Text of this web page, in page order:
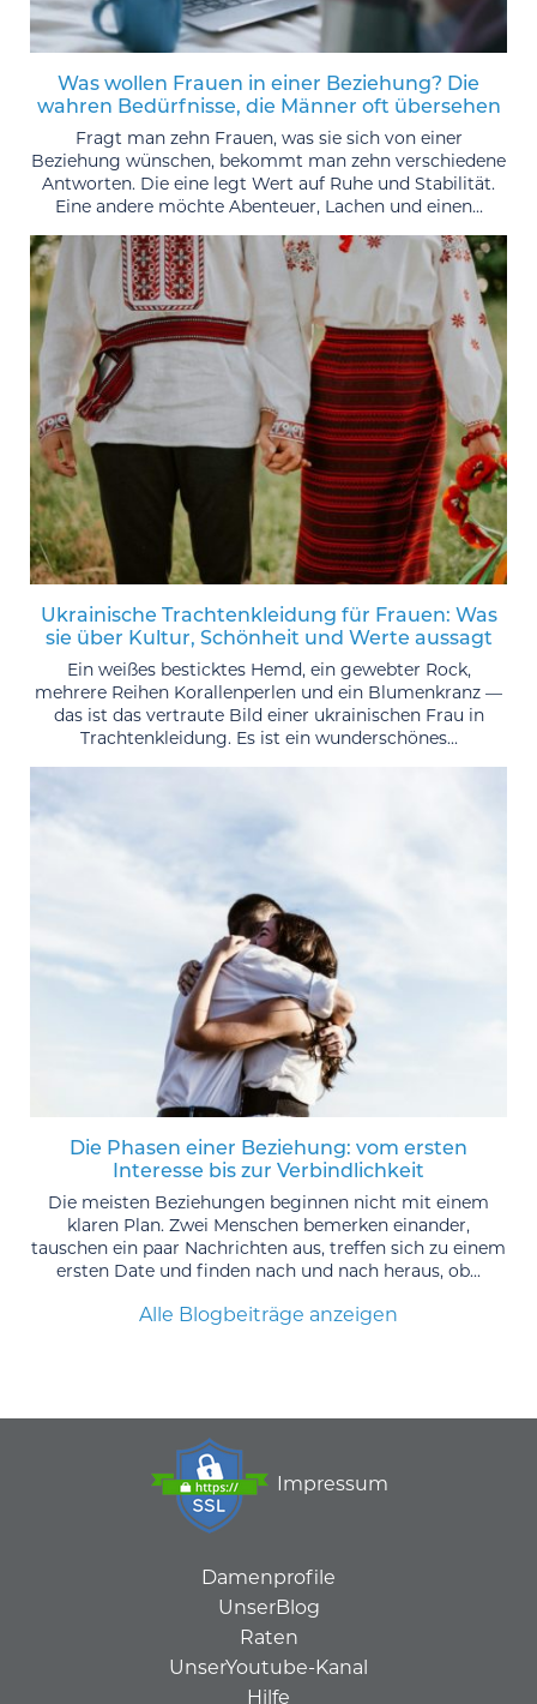
Was wollen Frauen in einer Beziehung? Die
wahren Bedürfnisse, die Männer oft übersehen
Fragt man zehn Frauen, was sie sich von einer
Beziehung wünschen, bekommt man zehn verschiedene
Antworten. Die eine legt Wert auf Ruhe und Stabilität.
Eine andere möchte Abenteuer, Lachen und einen...
Ukrainische Trachtenkleidung für Frauen: Was
sie über Kultur, Schönheit und Werte aussagt
Ein weißes besticktes Hemd, ein gewebter Rock,
mehrere Reihen Korallenperlen und ein Blumenkranz —
das ist das vertraute Bild einer ukrainischen Frau in
Trachtenkleidung. Es ist ein wunderschönes...
Die Phasen einer Beziehung: vom ersten
Interesse bis zur Verbindlichkeit
Die meisten Beziehungen beginnen nicht mit einem
klaren Plan. Zwei Menschen bemerken einander,
tauschen ein paar Nachrichten aus, treffen sich zu einem
ersten Date und finden nach und nach heraus, ob...
Alle Blogbeiträge anzeigen
Impressum
Damenprofile
UnserBlog
Raten
UnserYoutube-Kanal
Hilfe